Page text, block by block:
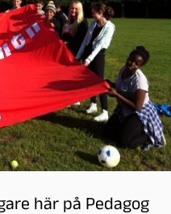
här på Pedagog